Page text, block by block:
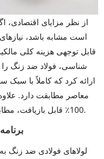
از نظر مزایای اقتصادی،
است مشابه باشد،
قابل توجهی هزینه کلی
شناسی، فولاد ضد زنگ
معاصر مطابقت دارد.
100٪ قابل بازیافت، مطابق با روند ساختمان سبز و توسعه پایدار است.
لولاهای فولادی ضد زنگ